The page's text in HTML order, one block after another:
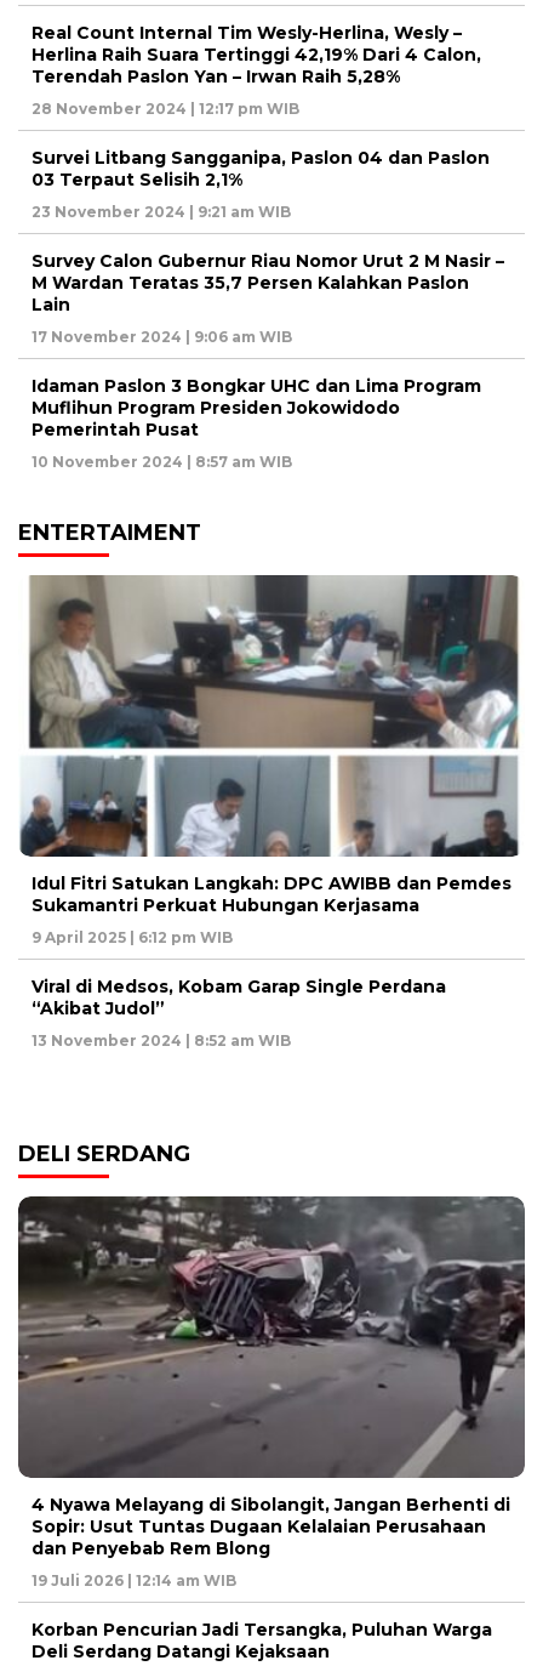
Real Count Internal Tim Wesly-Herlina, Wesly –
Herlina Raih Suara Tertinggi 42,19% Dari 4 Calon,
Terendah Paslon Yan – Irwan Raih 5,28%
28 November 2024 | 12:17 pm WIB
Survei Litbang Sangganipa, Paslon 04 dan Paslon
03 Terpaut Selisih 2,1%
23 November 2024 | 9:21 am WIB
Survey Calon Gubernur Riau Nomor Urut 2 M Nasir –
M Wardan Teratas 35,7 Persen Kalahkan Paslon
Lain
17 November 2024 | 9:06 am WIB
Idaman Paslon 3 Bongkar UHC dan Lima Program
Muflihun Program Presiden Jokowidodo
Pemerintah Pusat
10 November 2024 | 8:57 am WIB
ENTERTAIMENT
Idul Fitri Satukan Langkah: DPC AWIBB dan Pemdes
Sukamantri Perkuat Hubungan Kerjasama
9 April 2025 | 6:12 pm WIB
Viral di Medsos, Kobam Garap Single Perdana
“Akibat Judol”
13 November 2024 | 8:52 am WIB
DELI SERDANG
4 Nyawa Melayang di Sibolangit, Jangan Berhenti di
Sopir: Usut Tuntas Dugaan Kelalaian Perusahaan
dan Penyebab Rem Blong
19 Juli 2026 | 12:14 am WIB
Korban Pencurian Jadi Tersangka, Puluhan Warga
Deli Serdang Datangi Kejaksaan